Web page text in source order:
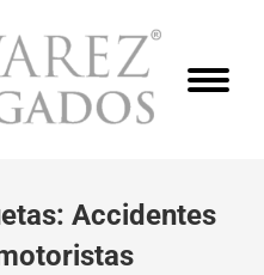
Accidentes